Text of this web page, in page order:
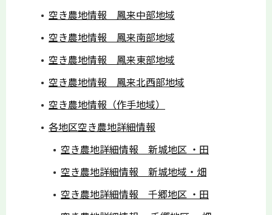
空き農地情報 鳳来中部地域
空き農地情報 鳳来南部地域
空き農地情報 鳳来東部地域
空き農地情報 鳳来北西部地域
空き農地情報（作手地域）
各地区空き農地詳細情報
空き農地詳細情報 新城地区 ・田
空き農地詳細情報 新城地域・畑
空き農地詳細情報 千郷地区 ・田